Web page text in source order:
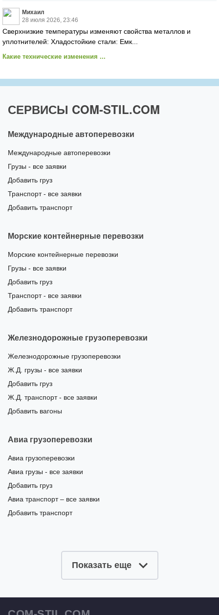
Михаил
28 июля 2026, 23:46
Сверхнизкие температуры изменяют свойства металлов и
уплотнителей: Хладостойкие стали: Емк...
Какие технические изменения ...
СЕРВИСЫ COM-STIL.COM
Международные автоперевозки
Международные автоперевозки
Грузы - все заявки
Добавить груз
Транспорт - все заявки
Добавить транспорт
Морские контейнерные перевозки
Морские контейнерные перевозки
Грузы - все заявки
Добавить груз
Транспорт - все заявки
Добавить транспорт
Железнодорожные грузоперевозки
Железнодорожные грузоперевозки
Ж.Д. грузы - все заявки
Добавить груз
Ж.Д. транспорт - все заявки
Добавить вагоны
Авиа грузоперевозки
Авиа грузоперевозки
Авиа грузы - все заявки
Добавить груз
Авиа транспорт – все заявки
Добавить транспорт
Показать еще